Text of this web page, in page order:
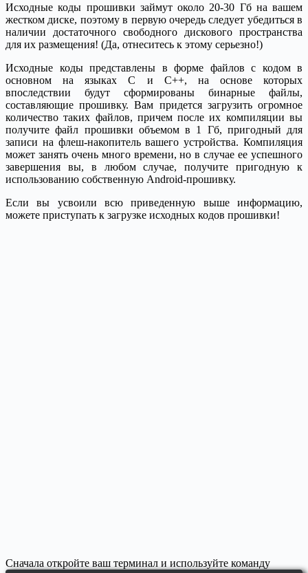
Исходные коды прошивки займут около 20-30 Гб на вашем
жестком диске, поэтому в первую очередь следует убедиться в
наличии достаточного свободного дискового пространства
для их размещения! (Да, отнеситесь к этому серьезно!)
Исходные коды представлены в форме файлов с кодом в
основном на языках C и C++, на основе которых
впоследствии будут сформированы бинарные файлы,
составляющие прошивку. Вам придется загрузить огромное
количество таких файлов, причем после их компиляции вы
получите файл прошивки объемом в 1 Гб, пригодный для
записи на флеш-накопитель вашего устройства. Компиляция
может занять очень много времени, но в случае ее успешного
завершения вы, в любом случае, получите пригодную к
использованию собственную Android-прошивку.
Если вы усвоили всю приведенную выше информацию,
можете приступать к загрузке исходных кодов прошивки!
Сначала откройте ваш терминал и используйте команду